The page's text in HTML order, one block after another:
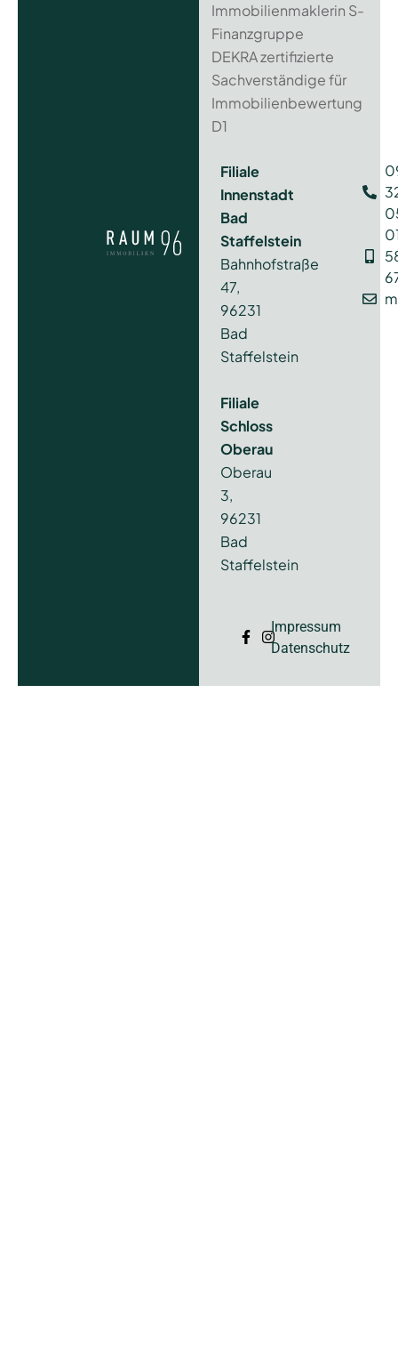
Immobilienmaklerin S-
Finanzgruppe
DEKRA zertifizierte
Sachverständige für
Immobilienbewertung
D1
Filiale
Innenstadt
Bad
Staffelstein
Bahnhofstraße
47,
96231
Bad
Staffelstein
Filiale
Schloss
Oberau
Oberau
3,
96231
Bad
Staffelstein
Impressum
Datenschutz